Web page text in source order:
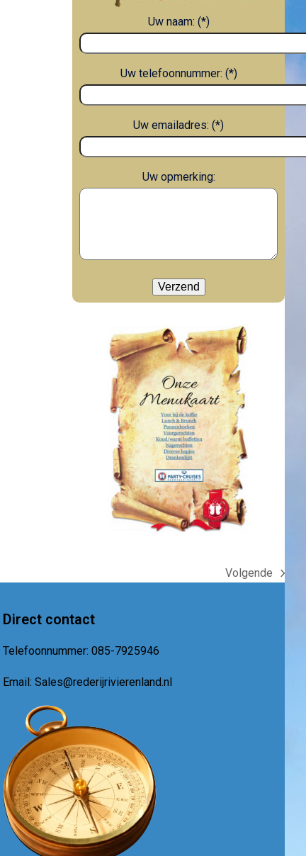
Uw naam: (*)
Uw telefoonnummer: (*)
Uw emailadres: (*)
Uw opmerking:
next
Volgende
Direct contact
Telefoonnummer: 085-7925946
Email: Sales@rederijrivierenland.nl